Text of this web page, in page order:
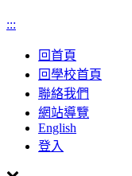
:::
回首頁
回學校首頁
聯絡我們
網站導覽
English
登入